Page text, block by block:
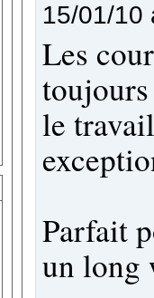
15/01/10
Les
le
Parfait
un long